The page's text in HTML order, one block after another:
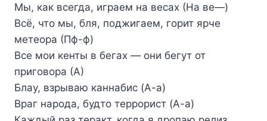
Мы, как всегда, играем на весах (На ве—)
Всё, что мы, бля, поджигаем, горит ярче
метеора (Пф-ф)
Все мои кенты в бегах — они бегут от
приговора (А)
Блау, взрываю каннабис (А-а)
Враг народа, будто террорист (А-а)